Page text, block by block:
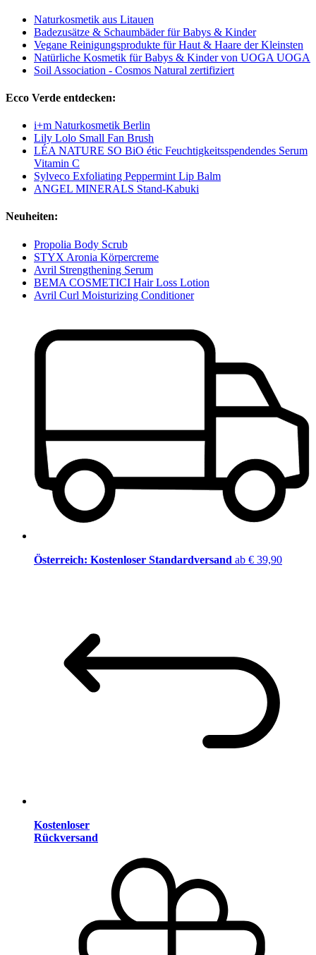
Naturkosmetik aus Litauen
Badezusätze & Schaumbäder für Babys & Kinder
Vegane Reinigungsprodukte für Haut & Haare der Kleinsten
Natürliche Kosmetik für Babys & Kinder von UOGA UOGA
Soil Association - Cosmos Natural zertifiziert
Ecco Verde entdecken:
i+m Naturkosmetik Berlin
Lily Lolo Small Fan Brush
LÉA NATURE SO BiO étic Feuchtigkeitsspendendes Serum
Vitamin C
Sylveco Exfoliating Peppermint Lip Balm
ANGEL MINERALS Stand-Kabuki
Neuheiten:
Propolia Body Scrub
STYX Aronia Körpercreme
Avril Strengthening Serum
BEMA COSMETICI Hair Loss Lotion
Avril Curl Moisturizing Conditioner
Österreich: Kostenloser Standardversand ab € 39,90
Kostenloser
Rückversand